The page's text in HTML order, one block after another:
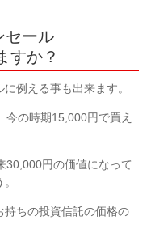
セール
すか？
例える事も出来ます。
今の時期15,000円で買え
30,000円の価値になって
持ちの投資信託の価格の